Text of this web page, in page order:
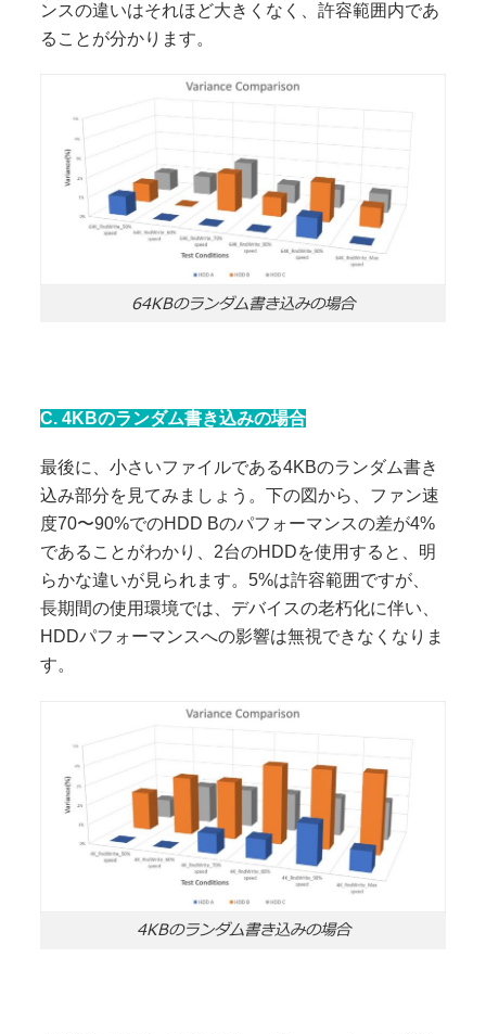
ンスの違いはそれほど大きくなく、許容範囲内であ
ることが分かります。
64KBのランダム書き込みの場合
C. 4KBのランダム書き込みの場合
最後に、小さいファイルである4KBのランダム書き
込み部分を見てみましょう。下の図から、ファン速
度70〜90%でのHDD Bのパフォーマンスの差が4%
であることがわかり、2台のHDDを使用すると、明
らかな違いが見られます。5%は許容範囲ですが、
長期間の使用環境では、デバイスの老朽化に伴い、
HDDパフォーマンスへの影響は無視できなくなりま
す。
4KBのランダム書き込みの場合